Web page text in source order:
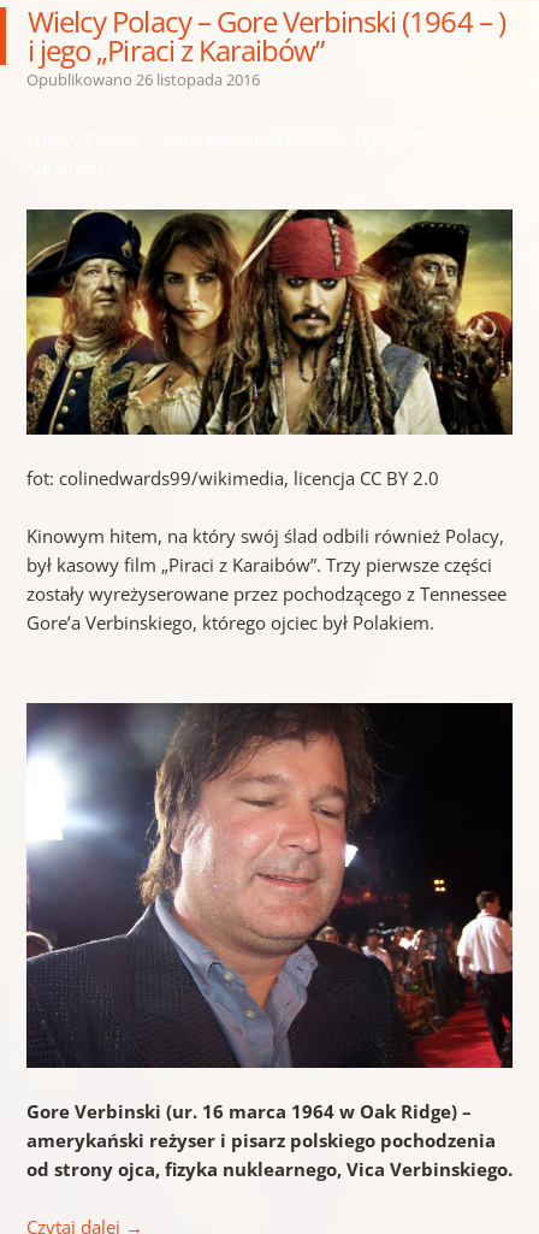
Wielcy Polacy – Gore Verbinski (1964 – )
i jego „Piraci z Karaibów”
Opublikowano 26 listopada 2016
fot: colinedwards99/wikimedia, licencja CC BY 2.0
Kinowym hitem, na który swój ślad odbili również Polacy,
był kasowy film „Piraci z Karaibów”. Trzy pierwsze części
zostały wyreżyserowane przez pochodzącego z Tennessee
Gore’a Verbinskiego, którego ojciec był Polakiem.
Gore Verbinski (ur. 16 marca 1964 w Oak Ridge) –
amerykański reżyser i pisarz polskiego pochodzenia
od strony ojca, fizyka nuklearnego, Vica Verbinskiego.
Czytaj dalej →